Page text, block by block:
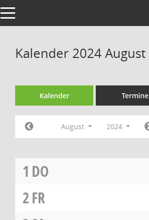
Toggle navigation
Kalender 2024 August
Kalender Termine
August 2024
1 DO
2FR